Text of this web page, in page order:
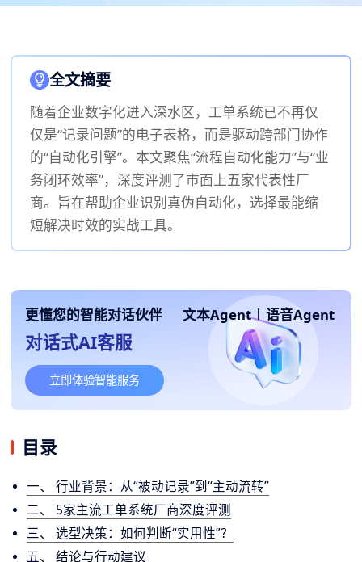
全文摘要
随着企业数字化进入深水区，工单系统已不再仅
仅是“记录问题”的电子表格，而是驱动跨部门协作
的“自动化引擎”。本文聚焦“流程自动化能力”与“业
务闭环效率”，深度评测了市面上五家代表性厂
商。旨在帮助企业识别真伪自动化，选择最能缩
短解决时效的实战工具。
更懂您的智能对话伙伴 文本Agent | 语音Agent
对话式AI客服
立即体验智能服务
目录
一、 行业背景：从“被动记录”到“主动流转”
二、 5家主流工单系统厂商深度评测
三、 选型决策：如何判断“实用性”？
五、 结论与行动建议